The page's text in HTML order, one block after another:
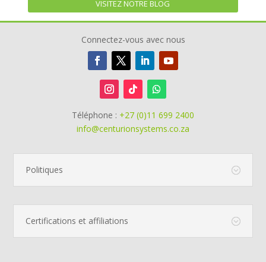
VISITEZ NOTRE BLOG
Connectez-vous avec nous
Téléphone : +27 (0)11 699 2400
info@centurionsystems.co.za
Politiques
Certifications et affiliations